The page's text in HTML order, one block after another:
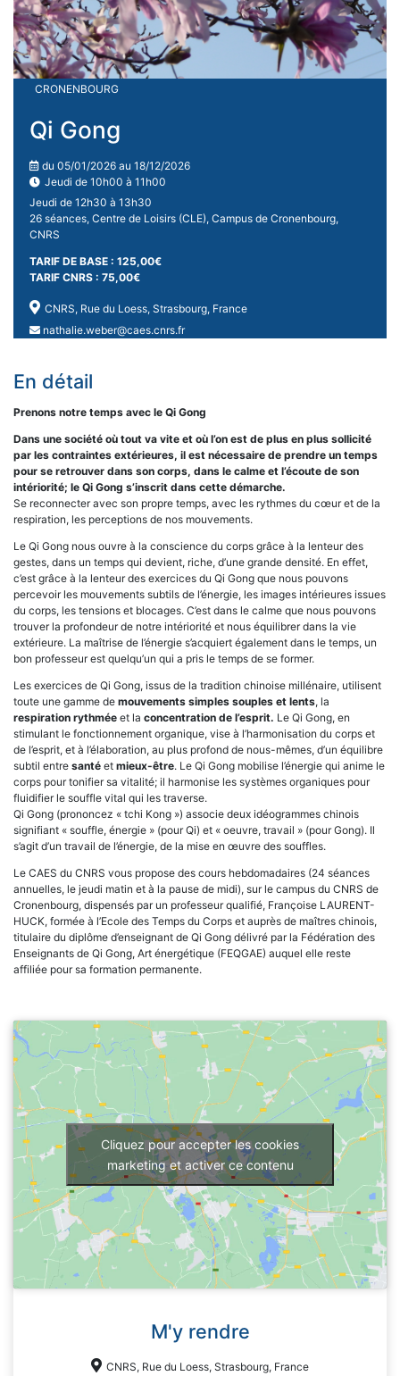
CRONENBOURG
Qi Gong
du 05/01/2026 au 18/12/2026
Jeudi de 10h00 à 11h00
Jeudi de 12h30 à 13h30
26 séances, Centre de Loisirs (CLE), Campus de Cronenbourg,
CNRS
TARIF DE BASE : 125,00€
TARIF CNRS : 75,00€
CNRS, Rue du Loess, Strasbourg, France
nathalie.weber@caes.cnrs.fr
En détail
Prenons notre temps avec le Qi Gong
Dans une société où tout va vite et où l’on est de plus en plus sollicité
par les contraintes extérieures, il est nécessaire de prendre un temps
pour se retrouver dans son corps, dans le calme et l’écoute de son
intériorité; le Qi Gong s’inscrit dans cette démarche.
Se reconnecter avec son propre temps, avec les rythmes du cœur et de la
respiration, les perceptions de nos mouvements.
Le Qi Gong nous ouvre à la conscience du corps grâce à la lenteur des
gestes, dans un temps qui devient, riche, d’une grande densité. En effet,
c’est grâce à la lenteur des exercices du Qi Gong que nous pouvons
percevoir les mouvements subtils de l’énergie, les images intérieures issues
du corps, les tensions et blocages. C’est dans le calme que nous pouvons
trouver la profondeur de notre intériorité et nous équilibrer dans la vie
extérieure. La maîtrise de l’énergie s’acquiert également dans le temps, un
bon professeur est quelqu’un qui a pris le temps de se former.
Les exercices de Qi Gong, issus de la tradition chinoise millénaire, utilisent
toute une gamme de mouvements simples souples et lents, la
respiration rythmée et la concentration de l’esprit. Le Qi Gong, en
stimulant le fonctionnement organique, vise à l’harmonisation du corps et
de l’esprit, et à l’élaboration, au plus profond de nous-mêmes, d’un équilibre
subtil entre santé et mieux-être. Le Qi Gong mobilise l’énergie qui anime le
corps pour tonifier sa vitalité; il harmonise les systèmes organiques pour
fluidifier le souffle vital qui les traverse.
Qi Gong (prononcez « tchi Kong ») associe deux idéogrammes chinois
signifiant « souffle, énergie » (pour Qi) et « oeuvre, travail » (pour Gong). Il
s’agit d’un travail de l’énergie, de la mise en œuvre des souffles.
Le CAES du CNRS vous propose des cours hebdomadaires (24 séances
annuelles, le jeudi matin et à la pause de midi), sur le campus du CNRS de
Cronenbourg, dispensés par un professeur qualifié, Françoise LAURENT-
HUCK, formée à l’Ecole des Temps du Corps et auprès de maîtres chinois,
titulaire du diplôme d’enseignant de Qi Gong délivré par la Fédération des
Enseignants de Qi Gong, Art énergétique (FEQGAE) auquel elle reste
affiliée pour sa formation permanente.
Cliquez pour accepter les cookies
marketing et activer ce contenu
M'y rendre
CNRS, Rue du Loess, Strasbourg, France